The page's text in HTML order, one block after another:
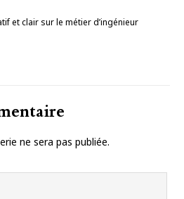
et clair sur le métier d’ingénieur
ne sera pas publiée.